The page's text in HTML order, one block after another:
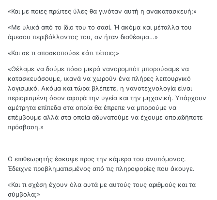
«Και με ποιες πρώτες ύλες θα γινόταν αυτή η ανακατασκευή;»
«Με υλικά από το ίδιο του το σασί. Ή ακόμα και μέταλλα του
άμεσου περιβάλλοντος του, αν ήταν διαθέσιμα…»
«Και σε τι αποσκοπούσε κάτι τέτοιο;»
«Θέλαμε να δούμε πόσο μικρά νανορομπότ μπορούσαμε να
κατασκευάσουμε, ικανά να χωρούν ένα πλήρες λειτουργικό
λογισμικό. Ακόμα και τώρα βλέπετε, η νανοτεχνολογία είναι
περιορισμένη όσον αφορά την υγεία και την μηχανική. Υπάρχουν
αμέτρητα επίπεδα στα οποία θα έπρεπε να μπορούμε να
επέμβουμε αλλά στα οποία αδυνατούμε να έχουμε οποιαδήποτε
πρόσβαση.»
Ο επιθεωρητής έσκυψε προς την κάμερα του ανυπόμονος.
Έδειχνε προβληματισμένος από τις πληροφορίες που άκουγε.
«Και τι σχέση έχουν όλα αυτά με αυτούς τους αριθμούς και τα
σύμβολα;»